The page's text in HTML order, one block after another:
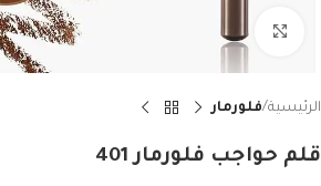
Click to enlarge
الرئيسية فلورمار
قلم حواجب فلورمار 401